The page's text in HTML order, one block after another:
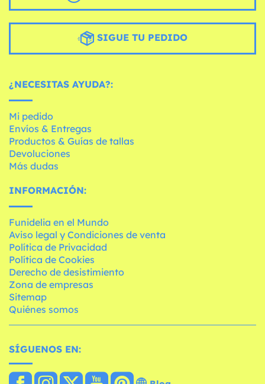
SIGUE TU PEDIDO
¿NECESITAS AYUDA?:
Mi pedido
Envíos & Entregas
Productos & Guías de tallas
Devoluciones
Más dudas
INFORMACIÓN:
Funidelia en el Mundo
Aviso legal y Condiciones de venta
Política de Privacidad
Política de Cookies
Derecho de desistimiento
Zona de empresas
Sitemap
Quiénes somos
SÍGUENOS EN: